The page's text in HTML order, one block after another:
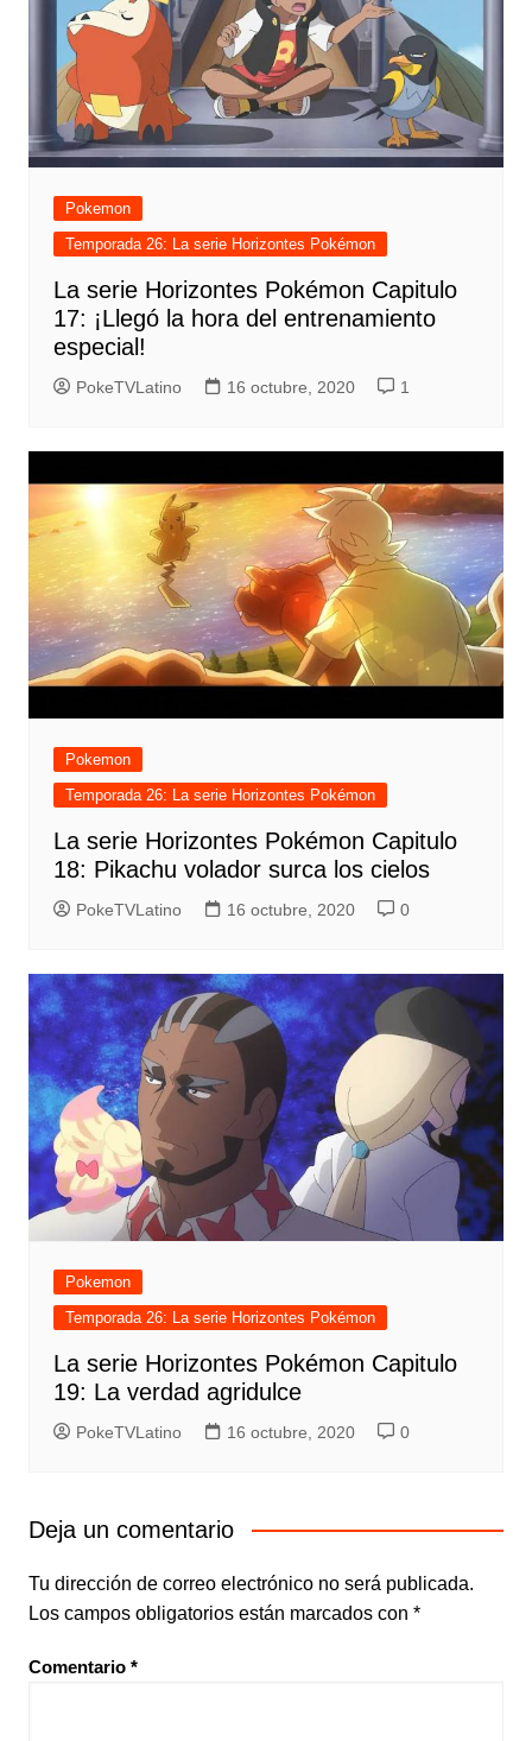
Pokemon
Temporada 26: La serie Horizontes Pokémon
La serie Horizontes Pokémon Capitulo
17: ¡Llegó la hora del entrenamiento
especial!
PokeTVLatino 16 octubre, 2020 1
Pokemon
Temporada 26: La serie Horizontes Pokémon
La serie Horizontes Pokémon Capitulo
18: Pikachu volador surca los cielos
PokeTVLatino 16 octubre, 2020 0
Pokemon
Temporada 26: La serie Horizontes Pokémon
La serie Horizontes Pokémon Capitulo
19: La verdad agridulce
PokeTVLatino 16 octubre, 2020 0
Deja un comentario
Tu dirección de correo electrónico no será publicada.
Los campos obligatorios están marcados con *
Comentario *